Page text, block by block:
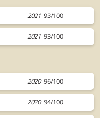
2021 93/100
2021 93/100
2020 96/100
2020 94/100